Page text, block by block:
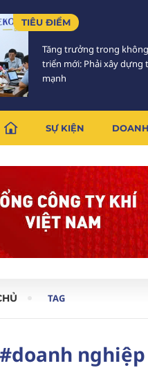
TIÊU ĐIỂM
Tăng trưởng trong
triển mới: Phải xây dựng
mạnh
SỰ KIỆN
TAG
#doanh